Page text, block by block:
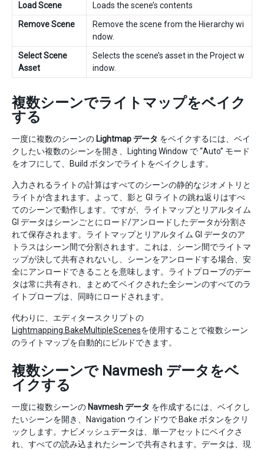
Load Scene
Loads the scene’s contents
Remove Scene
Remove the scene from the Hierarchy wi
ndow.
Select Scene
Asset
Selects the scene’s asset in the Project w
indow.
複数シーンでライトマップをベイク
する
一度に複数のシーンの Lightmap データ をベイクするには、ベイ
クしたい複数のシーンを開き、Lighting Window で “Auto” モード
をオフにして、Build ボタンでライトをベイクします。
入力されるライトの計算はすべてのシーンの静的なジオメトリと
ライトが含まれます。よって、影と GI ライトの跳ね返りはすべ
てのシーンで動作します。ですが、ライトマップとリアルタイム
GI データはシーンごとにロード/アンロードしたデータが分割さ
れて保存されます。ライトマップとリアルタイム GI データのア
トラスはシーン間で分割されます。これは、シーン間でライトマ
ップが決して共有されないし、シーンをアンロードする場合、安
全にアンロードできることを意味します。ライトプローブのデー
タは常に共有され、まとめてベイクされた全シーンのすべてのラ
イトプローブは、同時にロードされます。
代わりに、エディタースクリプトの
Lightmapping.BakeMultipleScenesを使用することで複数シーン
のライトマップを自動的にビルドできます。
複数シーンで Navmesh データをベ
イクする
一度に複数シーンの Navmesh データ を作成するには、ベイクし
たいシーンを開き、Navigation ウインドウで Bake ボタンをクリ
ックします。ナビメッシュデータは、単一アセットにベイクさ
れ、すべての読み込まれたシーンで共有されます。データは、現